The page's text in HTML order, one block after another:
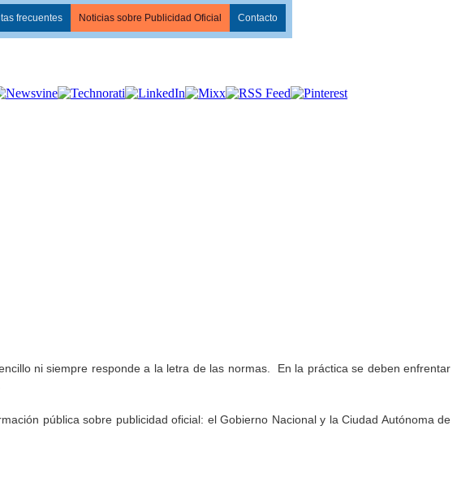
frecuentes Noticias sobre Publicidad Oficial Contacto
ni siempre responde a la letra de las normas. En la práctica se deben enfrentar
pública sobre publicidad oficial: el Gobierno Nacional y la Ciudad Autónoma de